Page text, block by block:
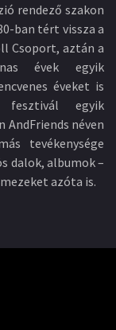
rendező szakon
ban tért vissza a
Csoport, aztán a
évek egyik
éveket is
fesztivál egyik
néven
tevékenysége
dalok, albumok –
azóta is.